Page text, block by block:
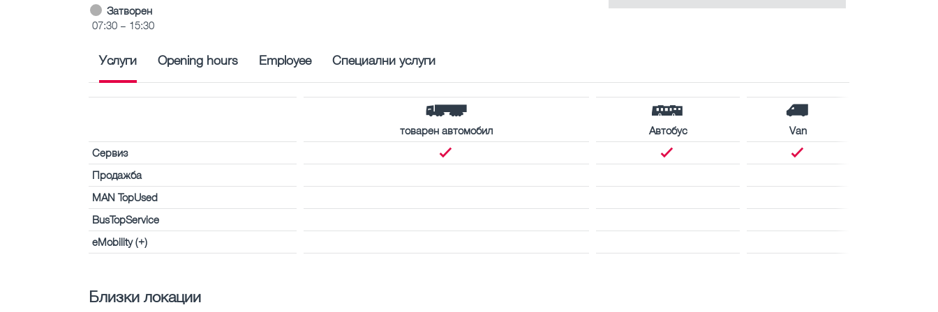
Затворен
07:30 – 15:30
Услуги Opening hours Employee Специални услуги
товарен автомобил Автобус
Van
Сервиз
Продажба
MAN TopUsed
BusTopService
eMobility (+)
Близки локации